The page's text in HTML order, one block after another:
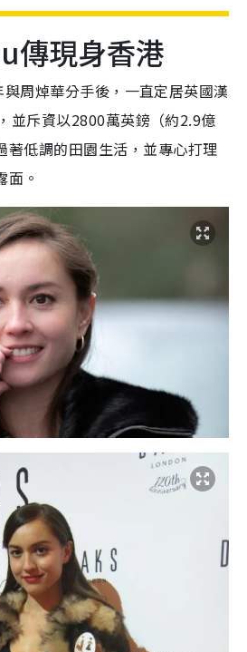
傳現身香港
周焯華分手後，一直定居英國漢
並斥資以2800萬英鎊（約2.9億
著低調的田園生活，並專心打理
面。